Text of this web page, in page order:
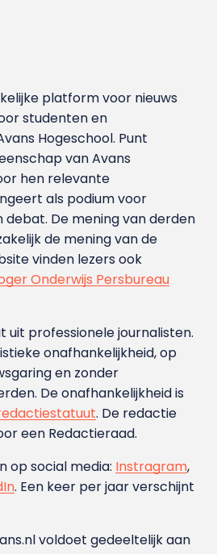
platform voor nieuws
studenten en
Hoge­school. Punt
van Avans
hen relevante
als podium voor
debat. De mening van derden
de mening van de
vinden lezers ook
Onderwijs Persbureau
uit professionele journalisten.
onafhankelijkheid, op
en zonder
De onafhankelijkheid is
. De redactie
een Redactieraad.
op social media: Instragram,
. Een keer per jaar verschijnt
voldoet gedeeltelijk aan